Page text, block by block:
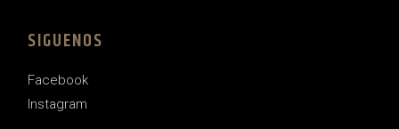
SIGUENOS
Facebook
Instagram